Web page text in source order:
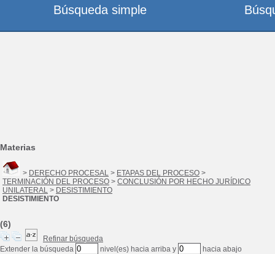
Materias
> DERECHO PROCESAL > ETAPAS DEL PROCESO >
TERMINACIÓN DEL PROCESO > CONCLUSIÓN POR HECHO JURÍDICO
UNILATERAL > DESISTIMIENTO
DESISTIMIENTO
(6)
Refinar búsqueda
Extender la búsqueda
nivel(es) hacia arriba y hacia abajo
Búsqueda simple